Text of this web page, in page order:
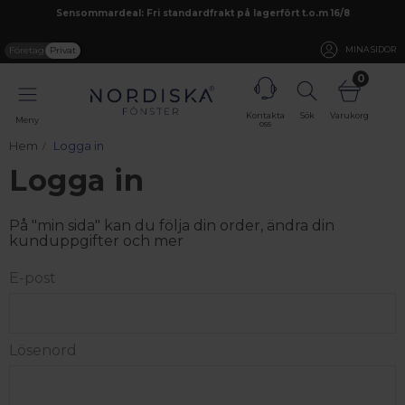
Sensommardeal: Fri standardfrakt på lagerfört t.o.m 16/8
Företag Privat MINA SIDOR
Meny
Kontakta
oss
Sök
0
Varukorg
Hem Logga in
Logga in
På "min sida" kan du följa din order, ändra din
kunduppgifter och mer
E-post
Lösenord